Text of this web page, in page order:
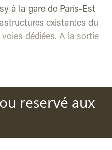
à la gare de Paris-Est
existantes du
dédiées. A la sortie
reservé aux